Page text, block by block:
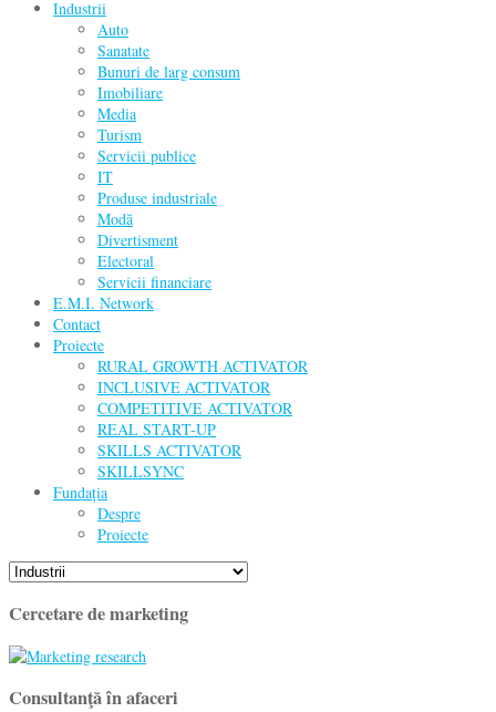
Industrii
Auto
Sanatate
Bunuri de larg consum
Imobiliare
Media
Turism
Servicii publice
IT
Produse industriale
Modă
Divertisment
Electoral
Servicii financiare
E.M.I. Network
Contact
Proiecte
RURAL GROWTH ACTIVATOR
INCLUSIVE ACTIVATOR
COMPETITIVE ACTIVATOR
REAL START-UP
SKILLS ACTIVATOR
SKILLSYNC
Fundația
Despre
Proiecte
Cercetare de marketing
Consultanţă în afaceri